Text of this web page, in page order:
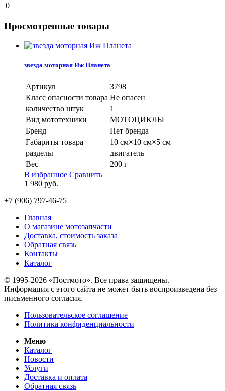
0
Просмотренные товары
звезда моторная Иж Планета
Артикул
3798
Класс опасности товара Не опасен
количество штук
1
Вид мототехники
МОТОЦИКЛЫ
Бренд
Нет бренда
Габариты товара
10 см×10 см×5 см
разделы
двигатель
Вес
200 г
В избранное Сравнить
1 980 руб.
+7 (906) 797-46-75
Главная
О магазине мотозапчасти
Доставка, стоимость заказа
Обратная связь
Контакты
Каталог
© 1995-2026 «Постмото». Все права защищены.
Информация с этого сайта не может быть воспроизведена без
письменного согласия.
Пользовательское соглашение
Политика конфиденциальности
Меню
Каталог
Новости
Услуги
Доставка и оплата
Обратная связь